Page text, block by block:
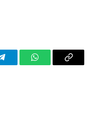
TelegramWhatsAppCopy